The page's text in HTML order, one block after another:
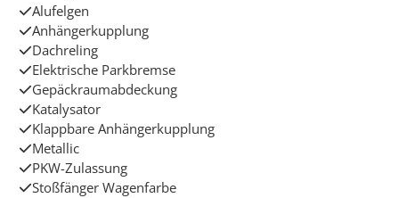
Alufelgen
Anhängerkupplung
Dachreling
Elektrische Parkbremse
Gepäckraumabdeckung
Katalysator
Klappbare Anhängerkupplung
Metallic
PKW-Zulassung
Stoßfänger Wagenfarbe